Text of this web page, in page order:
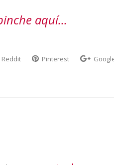
aquí…
Reddit Pinterest